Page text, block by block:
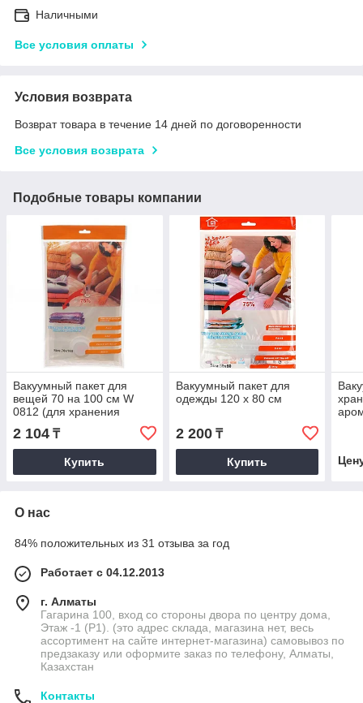
Наличными
Все условия оплаты
Условия возврата
Возврат товара в течение 14 дней по договоренности
Все условия возврата
Подобные товары компании
Вакуумный пакет для
вещей 70 на 100 см W
0812 (для хранения
2 104 ₸
Купить
Вакуумный пакет для
одежды 120 х 80 см
2 200₸
Купить
О нас
84% положительных из 31 отзыва за год
Работает с 04.12.2013
г. Алматы
Гагарина 100, вход со стороны двора по центру дома,
Этаж -1 (P1). (это адрес склада, магазина нет, весь
ассортимент на сайте интернет-магазина) самовывоз по
предзаказу или оформите заказ по телефону, Алматы,
Казахстан
Контакты